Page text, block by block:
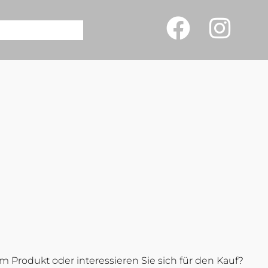
Produkt oder interessieren Sie sich für den Kauf?